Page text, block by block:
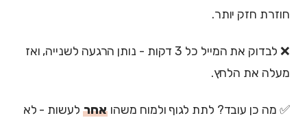
חוזרת חזק יותר.
❌ לבדוק את המייל כל 3 דקות - נותן הרגעה לשנייה, ואז
מעלה את הלחץ.
✅ מה כן עובד? לתת לגוף ולמוח משהו אחר לעשות - לא